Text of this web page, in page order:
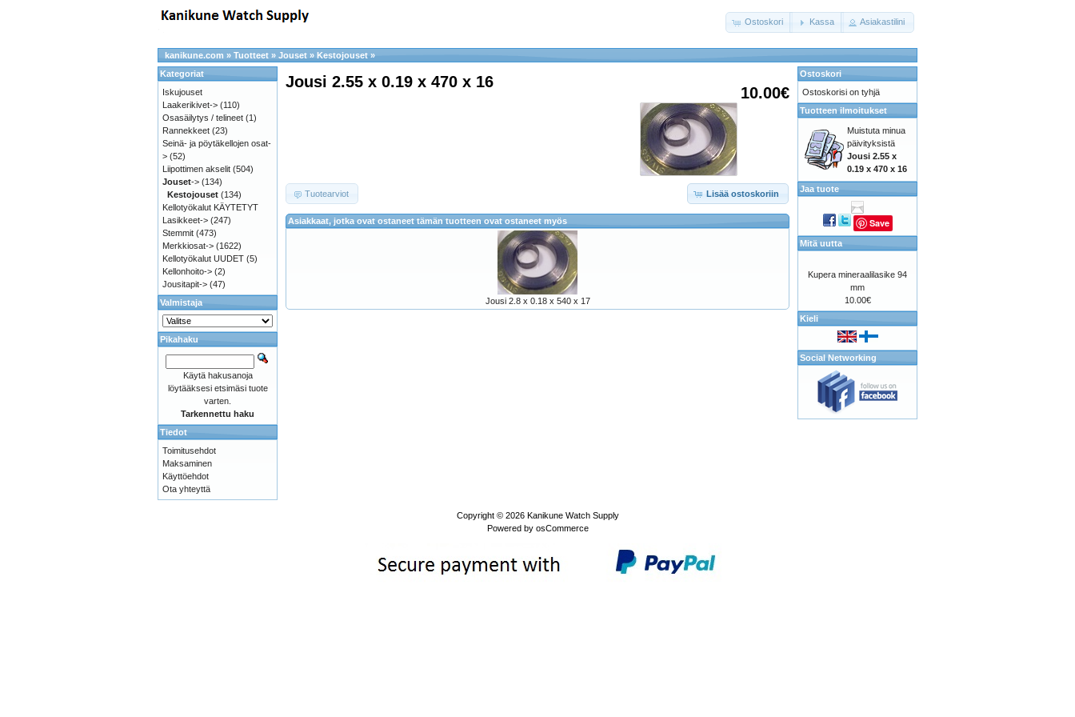
Ostoskori Kassa Asiakastilini
kanikune.com » Tuotteet » Jouset » Kestojouset »
10.00€
Jousi 2.55 x 0.19 x 470 x 16
Lisää ostoskoriin
Tuotearviot
Asiakkaat, jotka ovat ostaneet tämän tuotteen ovat ostaneet myös
Jousi 2.8 x 0.18 x 540 x 17
Kategoriat
Iskujouset
Laakerikivet-> (110)
Osasäilytys / telineet (1)
Rannekkeet (23)
Seinä- ja pöytäkellojen osat-
> (52)
Liipottimen akselit (504)
Jouset-> (134)
Kestojouset (134)
Kellotyökalut KÄYTETYT
Lasikkeet-> (247)
Stemmit (473)
Merkkiosat-> (1622)
Kellotyökalut UUDET (5)
Kellonhoito-> (2)
Jousitapit-> (47)
Valmistaja
Pikahaku
Käytä hakusanoja
löytääksesi etsimäsi tuote
varten.
Tarkennettu haku
Tiedot
Toimitusehdot
Maksaminen
Käyttöehdot
Ota yhteyttä
Ostoskori
Ostoskorisi on tyhjä
Tuotteen ilmoitukset
Muistuta minua
päivityksistä
Jousi 2.55 x
0.19 x 470 x 16
Jaa tuote
Save
Mitä uutta
Kupera mineraalilasike 94
mm
10.00€
Kieli
Social Networking
Copyright © 2026 Kanikune Watch Supply
Powered by osCommerce